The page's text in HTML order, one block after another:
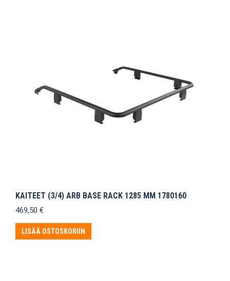
KAITEET (3/4) ARB BASE RACK 1285 MM 1780160
469,50 €
LISÄÄ OSTOSKORIIN